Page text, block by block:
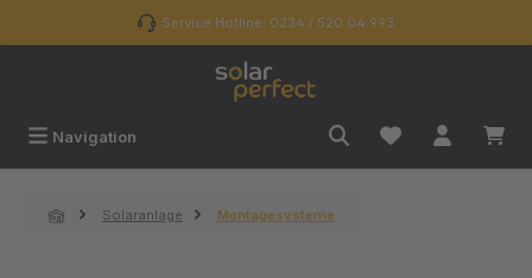
Zum Hauptinhalt springenService Hotline: 0234 / 520 04 993
Navigation
Solaranlage Montagesysteme